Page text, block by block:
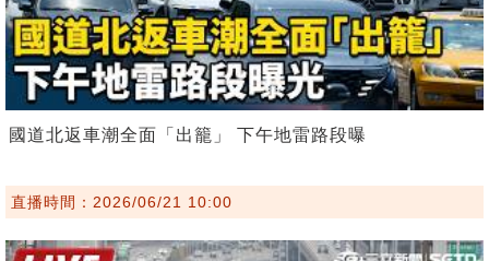
國道北返車潮全面「出籠」 下午地雷路段曝
直播時間：2026/06/21 10:00